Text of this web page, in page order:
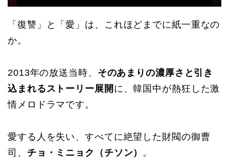
「復讐」と「愛」は、これほどまでに紙一重なの
か。
2013年の放送当時、 そのあまりの濃厚さと引き
込まれるストーリー展開 に、韓国中が熱狂した激
情メロドラマです。
愛する人を失い、すべてに絶望した財閥の御曹
司、 チョ・ミニョク（チソン） 。